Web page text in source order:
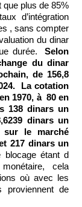
plus de 85%
d’intégration
, sans compter
du dinar
durée.Selon
du dinar
de 156,8
La cotation
1970, à 80 en
138 dinars un
dinars un
le marché
217 dinars un
blocage étant d
monétaire, cela
où avec les
proviennent de